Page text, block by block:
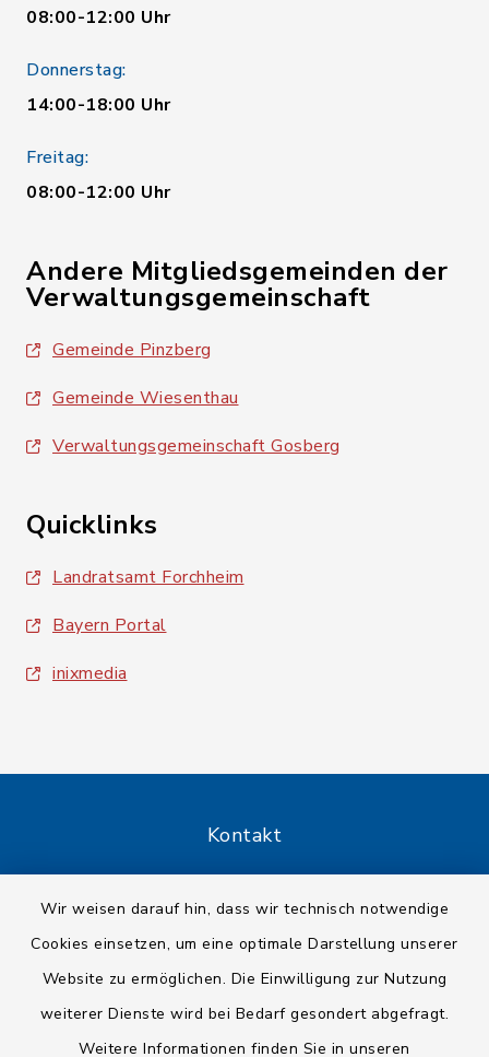
Wir weisen darauf hin, dass wir technisch notwendige
Cookies einsetzen, um eine optimale Darstellung unserer
Website zu ermöglichen. Die Einwilligung zur Nutzung
weiterer Dienste wird bei Bedarf gesondert abgefragt.
Weitere Informationen finden Sie in unseren
08:00-12:00 Uhr
Donnerstag:
14:00-18:00 Uhr
Freitag:
08:00-12:00 Uhr
Andere Mitgliedsgemeinden der
Verwaltungsgemeinschaft
Gemeinde Pinzberg
Gemeinde Wiesenthau
Verwaltungsgemeinschaft Gosberg
Quicklinks
Landratsamt Forchheim
Bayern Portal
inixmedia
Kontakt
Datenschutz
Impressum